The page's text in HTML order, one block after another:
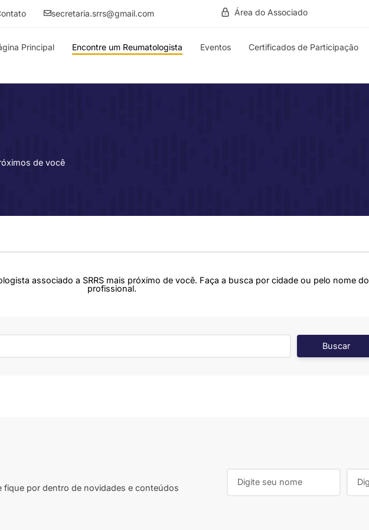
secretaria.srrs@gmail.com Área do Associado
Principal Encontre um Reumatologista Eventos Certificados de Participação
de você
associado a SRRS mais próximo de você. Faça a busca por cidade ou pelo nome do
profissional.
fique por dentro de novidades e conteúdos